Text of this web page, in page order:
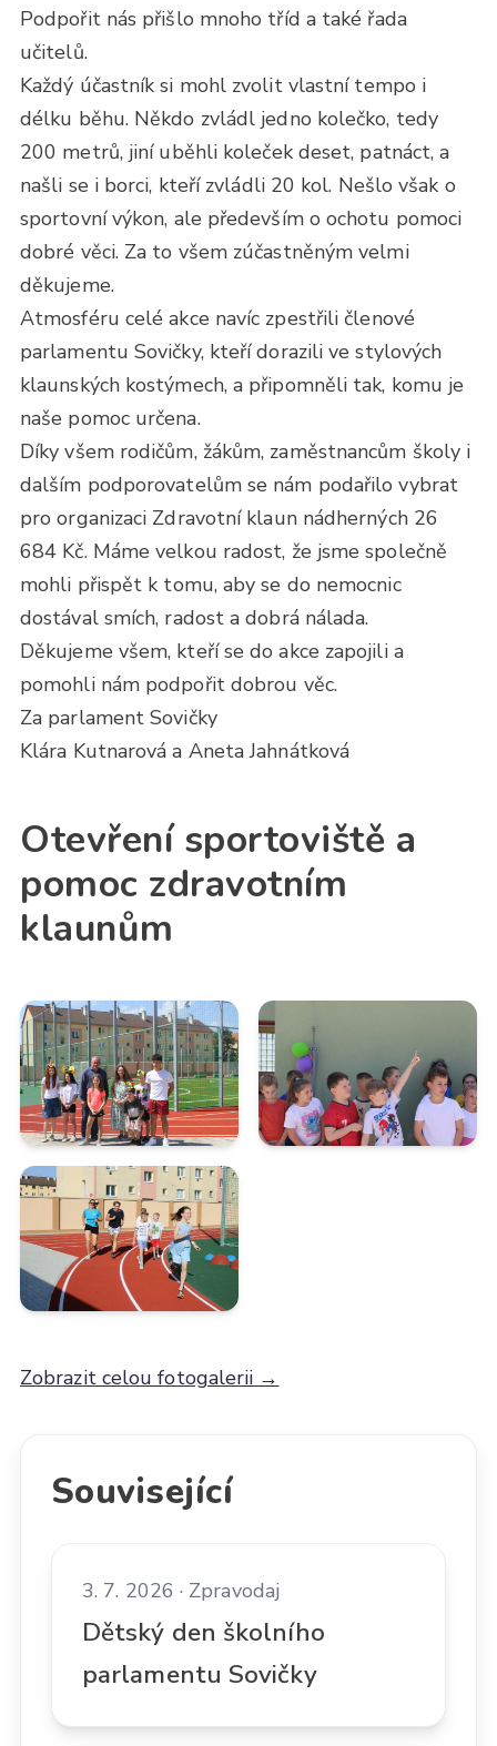
Podpořit nás přišlo mnoho tříd a také řada
učitelů.
Každý účastník si mohl zvolit vlastní tempo i
délku běhu. Někdo zvládl jedno kolečko, tedy
200 metrů, jiní uběhli koleček deset, patnáct, a
našli se i borci, kteří zvládli 20 kol. Nešlo však o
sportovní výkon, ale především o ochotu pomoci
dobré věci. Za to všem zúčastněným velmi
děkujeme.
Atmosféru celé akce navíc zpestřili členové
parlamentu Sovičky, kteří dorazili ve stylových
klaunských kostýmech, a připomněli tak, komu je
naše pomoc určena.
Díky všem rodičům, žákům, zaměstnancům školy i
dalším podporovatelům se nám podařilo vybrat
pro organizaci Zdravotní klaun nádherných 26
684 Kč. Máme velkou radost, že jsme společně
mohli přispět k tomu, aby se do nemocnic
dostával smích, radost a dobrá nálada.
Děkujeme všem, kteří se do akce zapojili a
pomohli nám podpořit dobrou věc.
Za parlament Sovičky
Klára Kutnarová a Aneta Jahnátková
Otevření sportoviště a
pomoc zdravotním
klaunům
Zobrazit celou fotogalerii →
Související
3. 7. 2026 · Zpravodaj
Dětský den školního
parlamentu Sovičky